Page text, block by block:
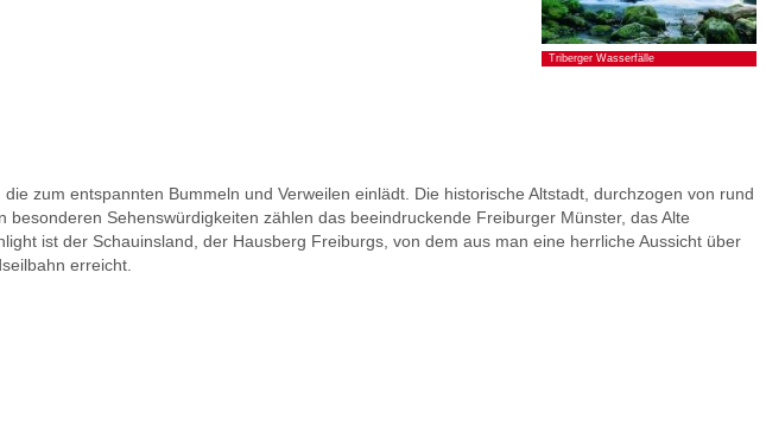
Triberger Wasserfälle
zum entspannten Bummeln und Verweilen einlädt. Die historische Altstadt, durchzogen von rund
Sehenswürdigkeiten zählen das beeindruckende Freiburger Münster, das Alte
ist der Schauinsland, der Hausberg Freiburgs, von dem aus man eine herrliche Aussicht über
erreicht.